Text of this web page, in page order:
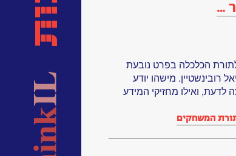
…
הכלכלה בפרט נובעת
רובינשטיין. מישהו יודע
לדעת, ואילו מחזיקי המידע
המשחקים